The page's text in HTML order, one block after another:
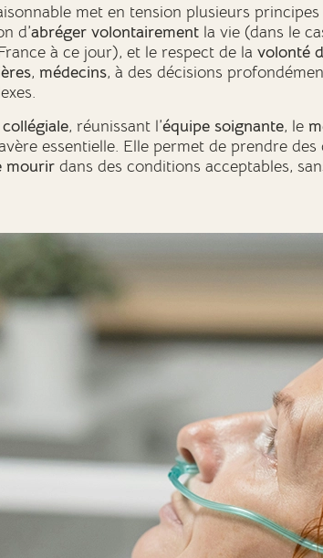
met en tension plusieurs
d’abréger volontairement la vie (dans le
à ce jour), et le respect de la volonté
, médecins, à des décisions
, réunissant l’équipe soignante, le
essentielle. Elle permet de prendre
mourir dans des conditions acceptables,